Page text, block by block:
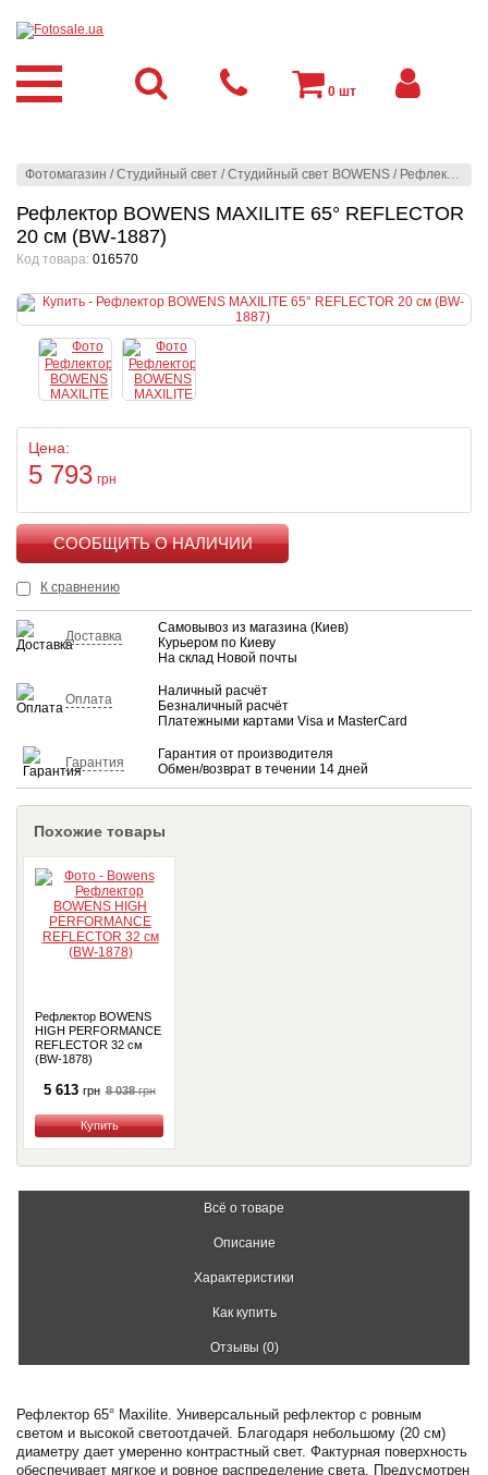
Фотомагазин /Студийный свет /Студийный свет BOWENS / Рефлекторы
Рефлектор BOWENS MAXILITE 65° REFLECTOR
20 см (BW-1887)
Код товара: 016570
Цена:
5 793 грн
К сравнению
Доставка
Самовывоз из магазина (Киев)
Курьером по Киеву
На склад Новой почты
Оплата
Наличный расчёт
Безналичный расчёт
Платежными картами Visa и MasterCard
Гарантия
Гарантия от производителя
Обмен/возврат в течении 14 дней
Похожие товары
Рефлектор BOWENS
HIGH PERFORMANCE
REFLECTOR 32 см
(BW-1878)
5 613 грн 8 038грн
Купить
Всё о товаре
Описание
Характеристики
Как купить
Отзывы (0)
Рефлектор 65° Maxilite. Универсальный рефлектор с ровным
светом и высокой светоотдачей. Благодаря небольшому (20 см)
диаметру дает умеренно контрастный свет. Фактурная поверхность
обеспечивает мягкое и ровное распределение света. Предусмотрен
0 шт